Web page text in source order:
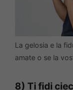
La gelosia e la
amate o se la
8) Ti fidi